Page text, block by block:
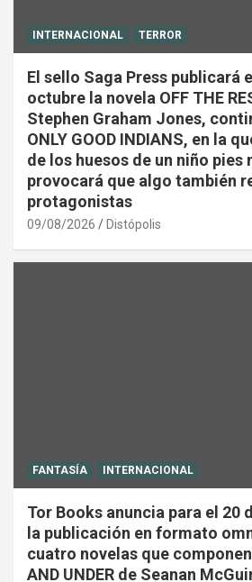
INTERNACIONAL TERROR
El sello Saga Press publicará
octubre la novela OFF THE
Stephen Graham Jones,
ONLY GOOD INDIANS, en la
de los huesos de un niño pies
provocará que algo también
protagonistas
09/08/2026 Distópolis
FANTASÍA INTERNACIONAL
Tor Books anuncia para el 20
la publicación en formato
cuatro novelas que
AND UNDER de Seanan